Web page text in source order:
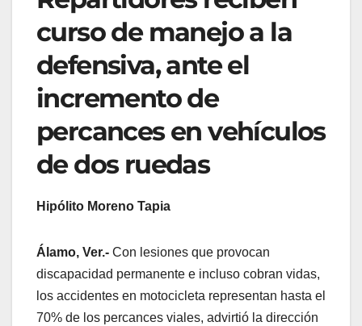
curso de manejo a la
defensiva, ante el
incremento de
percances en vehículos
de dos ruedas
Hipólito Moreno Tapia
Álamo, Ver.- Con lesiones que provocan
discapacidad permanente e incluso cobran vidas,
los accidentes en motocicleta representan hasta el
70% de los percances viales, advirtió la dirección